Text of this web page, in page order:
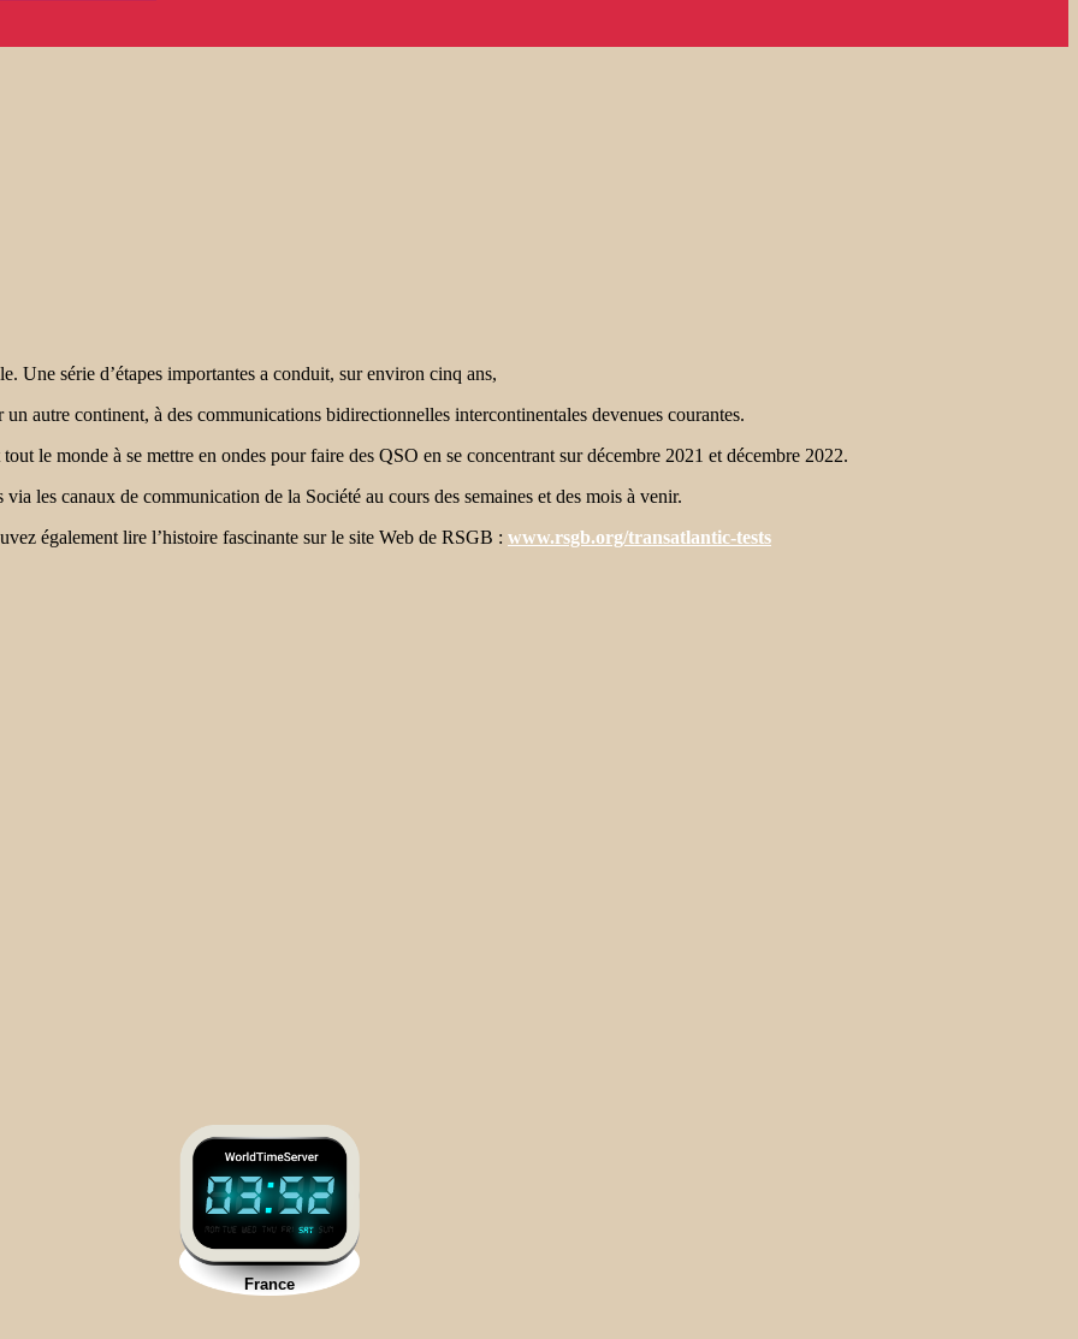
Une série d’étapes importantes a conduit, sur environ cinq ans,
autre continent, à des communications bidirectionnelles intercontinentales devenues courantes.
le monde à se mettre en ondes pour faire des QSO en se concentrant sur décembre 2021 et décembre 2022.
les canaux de communication de la Société au cours des semaines et des mois à venir.
également lire l’histoire fascinante sur le site Web de RSGB : www.rsgb.org/transatlantic-tests